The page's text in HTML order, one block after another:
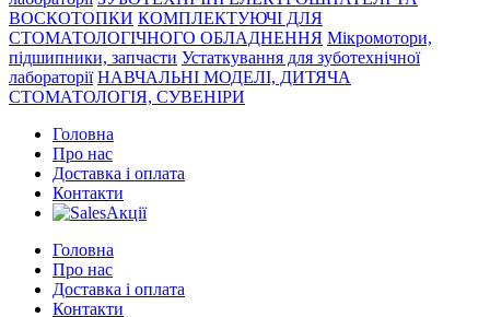
ВОСКОТОПКИ КОМПЛЕКТУЮЧІ ДЛЯ
СТОМАТОЛОГІЧНОГО ОБЛАДНЕННЯ Мікромотори,
підшипники, запчасти Устаткування для зуботехнічної
лабораторії НАВЧАЛЬНІ МОДЕЛІ, ДИТЯЧА
СТОМАТОЛОГІЯ, СУВЕНІРИ
Головна
Про нас
Доставка і оплата
Контакти
Акції
Головна
Про нас
Доставка і оплата
Контакти